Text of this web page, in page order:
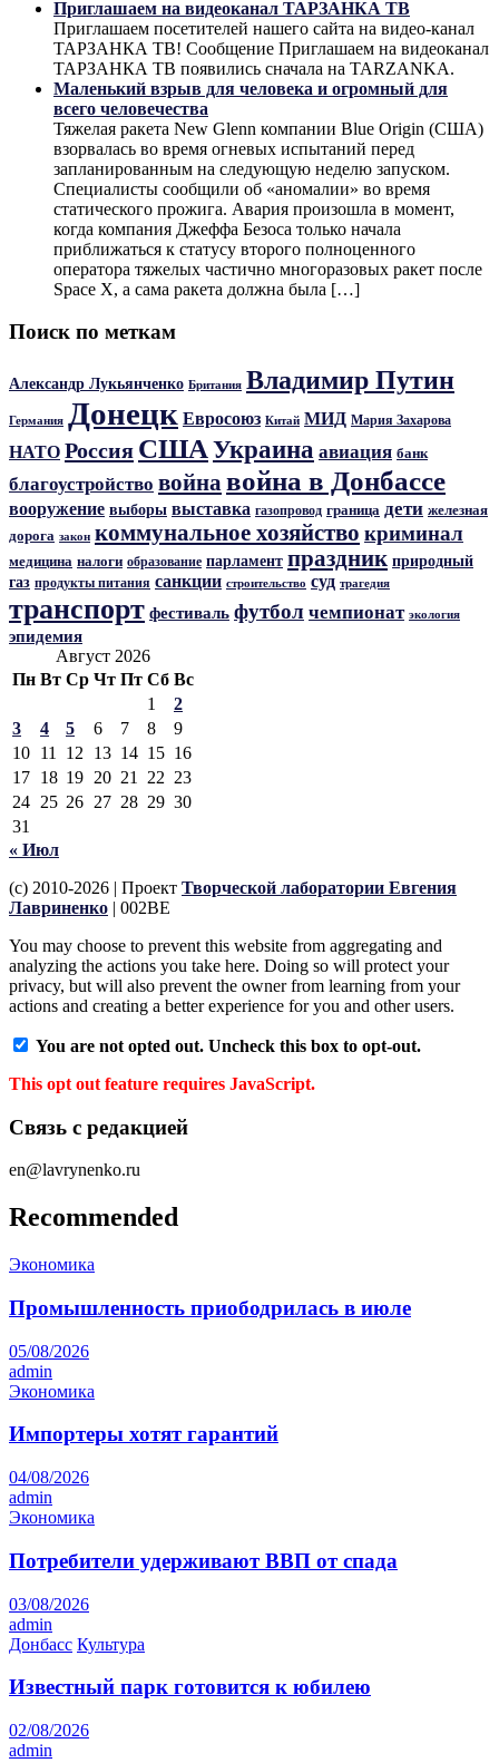
Приглашаем на видеоканал ТАРЗАНКА ТВ
Приглашаем посетителей нашего сайта на видео-канал
ТАРЗАНКА ТВ! Сообщение Приглашаем на видеоканал
ТАРЗАНКА ТВ появились сначала на TARZANKA.
Маленький взрыв для человека и огромный для
всего человечества
Тяжелая ракета New Glenn компании Blue Origin (США)
взорвалась во время огневых испытаний перед
запланированным на следующую неделю запуском.
Специалисты сообщили об «аномалии» во время
статического прожига. Авария произошла в момент,
когда компания Джеффа Безоса только начала
приближаться к статусу второго полноценного
оператора тяжелых частично многоразовых ракет после
Space X, а сама ракета должна была […]
Поиск по меткам
Александр Лукьянченко Британия Владимир Путин
Германия Донецк Евросоюз Китай МИД Мария Захарова
НАТО Россия СШАУкраина авиация банк
благоустройство войнавойна в Донбассе
вооружение выборы выставка газопровод граница дети железная
дорога закон коммунальное хозяйство криминал
медицина налоги образование парламент праздник природный
газ продукты питания санкции строительство суд трагедия
транспорт фестиваль футбол чемпионат экология
эпидемия
Август 2026
Пн Вт Ср Чт Пт Сб Вс
1
2
3
4 5 6 7 8
9
10 11 12 13 14 15 16
17 18 19 20 21 22 23
24 25 26 27 28 29 30
31
« Июл
(c) 2010-2026 | Проект Творческой лаборатории Евгения
Лавриненко | 002BE
You may choose to prevent this website from aggregating and
analyzing the actions you take here. Doing so will protect your
privacy, but will also prevent the owner from learning from your
actions and creating a better experience for you and other users.
You are not opted out. Uncheck this box to opt-out.
This opt out feature requires JavaScript.
Связь с редакцией
en@lavrynenko.ru
Recommended
Экономика
Промышленность приободрилась в июле
05/08/2026
admin
Экономика
Импортеры хотят гарантий
04/08/2026
admin
Экономика
Потребители удерживают ВВП от спада
03/08/2026
admin
Донбасс Культура
Известный парк готовится к юбилею
02/08/2026
admin